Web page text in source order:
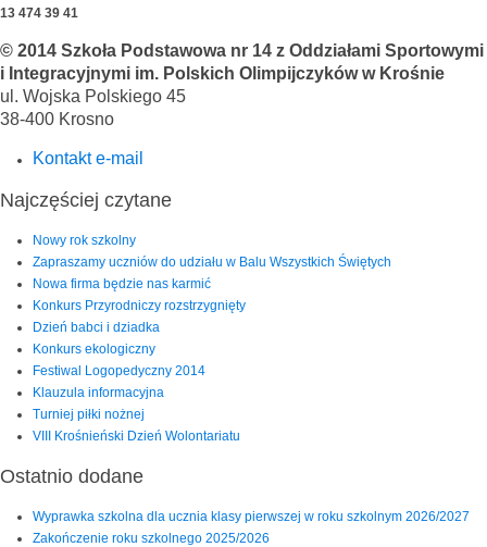
13 474 39 41
© 2014 Szkoła Podstawowa nr 14 z Oddziałami Sportowymi
i Integracyjnymi im. Polskich Olimpijczyków w Krośnie
ul. Wojska Polskiego 45
38-400 Krosno
Kontakt e-mail
Najczęściej czytane
Nowy rok szkolny
Zapraszamy uczniów do udziału w Balu Wszystkich Świętych
Nowa firma będzie nas karmić
Konkurs Przyrodniczy rozstrzygnięty
Dzień babci i dziadka
Konkurs ekologiczny
Festiwal Logopedyczny 2014
Klauzula informacyjna
Turniej piłki nożnej
VIII Krośnieński Dzień Wolontariatu
Ostatnio dodane
Wyprawka szkolna dla ucznia klasy pierwszej w roku szkolnym 2026/2027
Zakończenie roku szkolnego 2025/2026